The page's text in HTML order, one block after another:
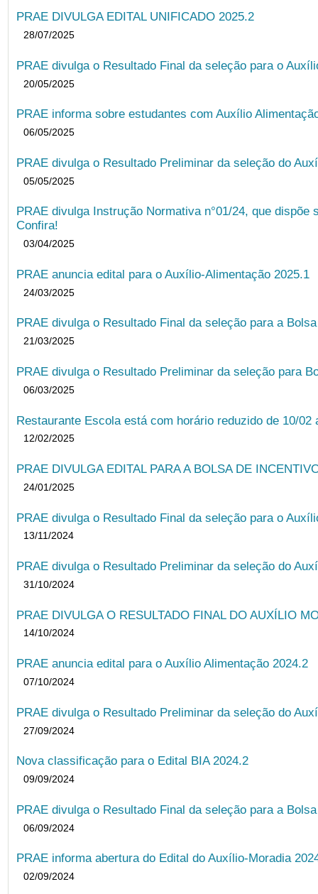
PRAE DIVULGA EDITAL UNIFICADO 2025.2
28/07/2025
PRAE divulga o Resultado Final da seleção para o
20/05/2025
PRAE informa sobre estudantes com Auxílio
06/05/2025
PRAE divulga o Resultado Preliminar da seleção do
05/05/2025
PRAE divulga Instrução Normativa n°01/24, que
Confira!
03/04/2025
PRAE anuncia edital para o Auxílio-Alimentação 2025.1
24/03/2025
PRAE divulga o Resultado Final da seleção para a
21/03/2025
PRAE divulga o Resultado Preliminar da seleção para
06/03/2025
Restaurante Escola está com horário reduzido de 10/
12/02/2025
PRAE DIVULGA EDITAL PARA A BOLSA DE
24/01/2025
PRAE divulga o Resultado Final da seleção para o
13/11/2024
PRAE divulga o Resultado Preliminar da seleção do
31/10/2024
PRAE DIVULGA O RESULTADO FINAL DO AUXÍLIO
14/10/2024
PRAE anuncia edital para o Auxílio Alimentação 2024.2
07/10/2024
PRAE divulga o Resultado Preliminar da seleção do
27/09/2024
Nova classificação para o Edital BIA 2024.2
09/09/2024
PRAE divulga o Resultado Final da seleção para a
06/09/2024
PRAE informa abertura do Edital do Auxílio-Moradia
02/09/2024